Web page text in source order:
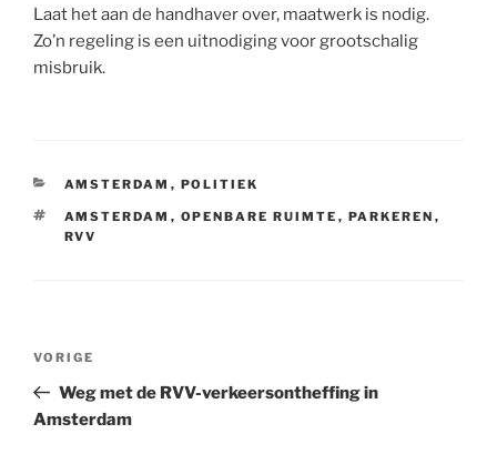
Laat het aan de handhaver over, maatwerk is nodig.
Zo’n regeling is een uitnodiging voor grootschalig
misbruik.
CATEGORIEËN
AMSTERDAM , POLITIEK
TAGS
AMSTERDAM , OPENBARE RUIMTE , PARKEREN ,
RVV
Vorig
bericht
VORIGE
Weg met de RVV-verkeersontheffing in
Amsterdam